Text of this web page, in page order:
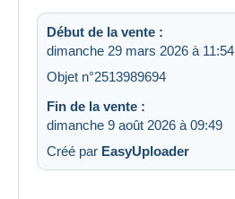
Début de la vente :
dimanche 29 mars 2026 à 11:54
Objet n°2513989694
Fin de la vente :
dimanche 9 août 2026 à 09:49
Créé par EasyUploader